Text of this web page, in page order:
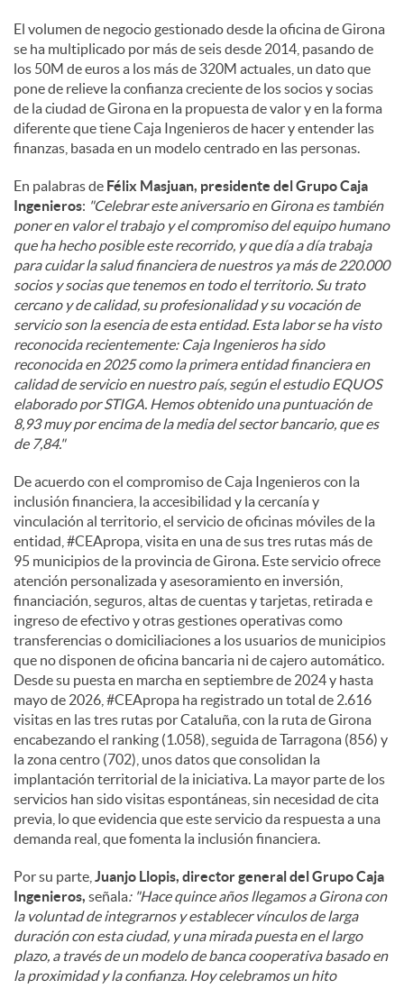
El volumen de negocio gestionado desde la oficina de Girona
se ha multiplicado por más de seis desde 2014, pasando de
los 50M de euros a los más de 320M actuales, un dato que
pone de relieve la confianza creciente de los socios y socias
de la ciudad de Girona en la propuesta de valor y en la forma
diferente que tiene Caja Ingenieros de hacer y entender las
finanzas, basada en un modelo centrado en las personas.
En palabras de Félix Masjuan, presidente del Grupo Caja
Ingenieros: "Celebrar este aniversario en Girona es también
poner en valor el trabajo y el compromiso del equipo humano
que ha hecho posible este recorrido, y que día a día trabaja
para cuidar la salud financiera de nuestros ya más de 220.000
socios y socias que tenemos en todo el territorio. Su trato
cercano y de calidad, su profesionalidad y su vocación de
servicio son la esencia de esta entidad. Esta labor se ha visto
reconocida recientemente: Caja Ingenieros ha sido
reconocida en 2025 como la primera entidad financiera en
calidad de servicio en nuestro país, según el estudio EQUOS
elaborado por STIGA. Hemos obtenido una puntuación de
8,93 muy por encima de la media del sector bancario, que es
de 7,84."
De acuerdo con el compromiso de Caja Ingenieros con la
inclusión financiera, la accesibilidad y la cercanía y
vinculación al territorio, el servicio de oficinas móviles de la
entidad, #CEApropa, visita en una de sus tres rutas más de
95 municipios de la provincia de Girona. Este servicio ofrece
atención personalizada y asesoramiento en inversión,
financiación, seguros, altas de cuentas y tarjetas, retirada e
ingreso de efectivo y otras gestiones operativas como
transferencias o domiciliaciones a los usuarios de municipios
que no disponen de oficina bancaria ni de cajero automático.
Desde su puesta en marcha en septiembre de 2024 y hasta
mayo de 2026, #CEApropa ha registrado un total de 2.616
visitas en las tres rutas por Cataluña, con la ruta de Girona
encabezando el ranking (1.058), seguida de Tarragona (856) y
la zona centro (702), unos datos que consolidan la
implantación territorial de la iniciativa. La mayor parte de los
servicios han sido visitas espontáneas, sin necesidad de cita
previa, lo que evidencia que este servicio da respuesta a una
demanda real, que fomenta la inclusión financiera.
Por su parte, Juanjo Llopis, director general del Grupo Caja
Ingenieros, señala: "Hace quince años llegamos a Girona con
la voluntad de integrarnos y establecer vínculos de larga
duración con esta ciudad, y una mirada puesta en el largo
plazo, a través de un modelo de banca cooperativa basado en
la proximidad y la confianza. Hoy celebramos un hito